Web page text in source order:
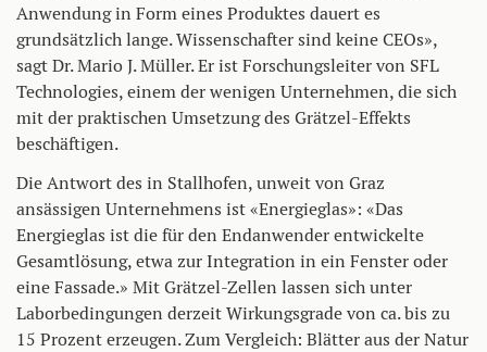
Anwendung in Form eines Produktes dauert es
grundsätzlich lange. Wissenschafter sind keine CEOs»,
sagt Dr. Mario J. Müller. Er ist Forschungsleiter von SFL
Technologies, einem der wenigen Unternehmen, die sich
mit der praktischen Umsetzung des Grätzel-Effekts
beschäftigen.
Die Antwort des in Stallhofen, unweit von Graz
ansässigen Unternehmens ist «Energieglas»: «Das
Energieglas ist die für den Endanwender entwickelte
Gesamtlösung, etwa zur Integration in ein Fenster oder
eine Fassade.» Mit Grätzel-Zellen lassen sich unter
Laborbedingungen derzeit Wirkungsgrade von ca. bis zu
15 Prozent erzeugen. Zum Vergleich: Blätter aus der Natur